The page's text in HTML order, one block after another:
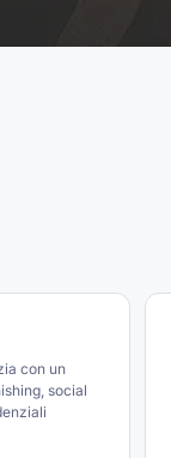
con un
social